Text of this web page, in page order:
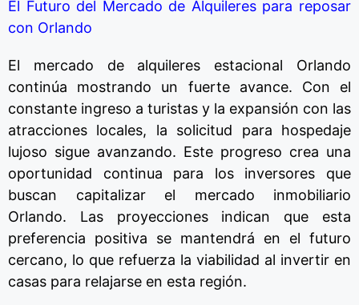
El Futuro del Mercado de Alquileres para reposar
con Orlando
El mercado de alquileres estacional Orlando
continúa mostrando un fuerte avance.
Con el
constante ingreso a turistas y la expansión con las
atracciones locales,
la solicitud para hospedaje
lujoso sigue avanzando. Este progreso crea una
oportunidad continua para los inversores que
buscan capitalizarel mercado inmobiliario
Orlando.
Las proyecciones indican que esta
preferencia positiva se mantendrá en el futuro
cercano, lo que refuerza la viabilidad al invertir en
casas para relajarse en esta región.